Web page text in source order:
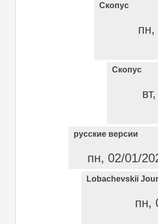
Скопус
Скопус
русские версии
пн, 02/01/
Lobachevskii
пн,